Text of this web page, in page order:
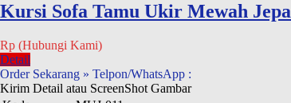
Kursi Sofa Tamu Ukir Mewah
Rp (Hubungi Kami)
Detail
Order Sekarang » Telpon/WhatsApp :
Kirim Detail atau ScreenShot Gambar